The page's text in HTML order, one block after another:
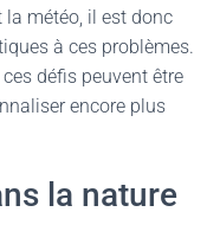
la météo, il est donc
à ces problèmes.
défis peuvent être
encore plus
la nature